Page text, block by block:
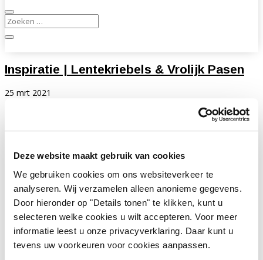
Deze website maakt gebruik van cookies
We gebruiken cookies om ons websiteverkeer te
analyseren. Wij verzamelen alleen anonieme gegevens.
Door hieronder op "Details tonen" te klikken, kunt u
selecteren welke cookies u wilt accepteren. Voor meer
informatie leest u onze privacyverklaring. Daar kunt u
tevens uw voorkeuren voor cookies aanpassen.
Inspiratie | Lentekriebels & Vrolijk Pasen
25 mrt 2021
De weken vliegen voorbij en binnenkort is het alweer Pasen. De
eerste feestdag en fijn lang weekend op de agenda. Tijd om
inspiratie op te doen voor paasdecoratie! Benieuwd naar
lees dan vooral verder. De...
Vivant Decorations B.V.
Amerikalaan 21
6199 AE Maastricht Airport
Nederland
Tel. +31 (0)43 358 67 67